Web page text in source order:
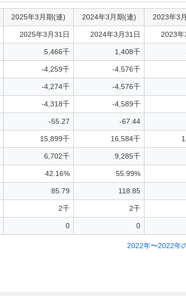
2025年3月期(連) 2024年3月期(連) 2023年3
2025年3月31日 2024年3月31日 2023年
5,466千 1,408千
-4,259千 -4,576千
-4,274千 -4,576千
-4,318千 -4,589千
-55.27 -67.44
15,899千 16,584千
6,702千 9,285千
42.16% 55.99%
85.79 118.85
2千 2千
0 0
2022年〜2022年